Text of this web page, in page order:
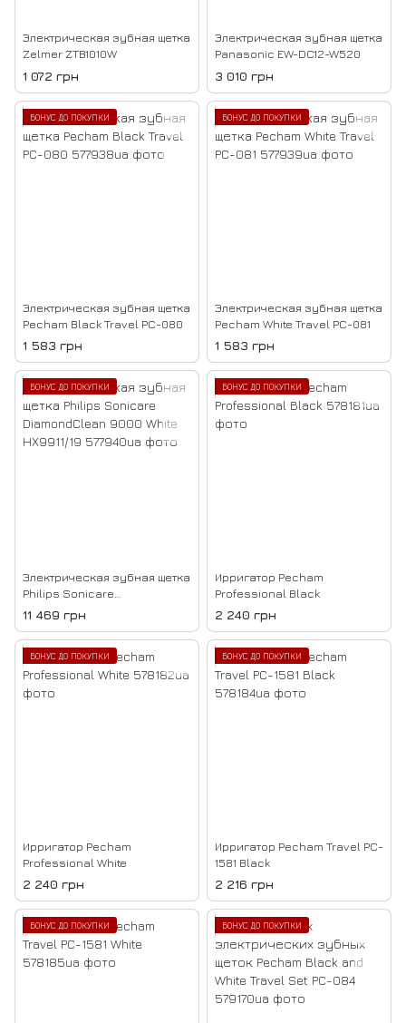
Электрическая зубная щетка
Zelmer ZTB1010W
1 072 грн
Электрическая зубная щетка
Panasonic EW-DC12-W520
3 010 грн
БОНУС ДО ПОКУПКИ
Электрическая зубная щетка
Pecham Black Travel PC-080
1 583 грн
БОНУС ДО ПОКУПКИ
Электрическая зубная щетка
Pecham White Travel PC-081
1 583 грн
БОНУС ДО ПОКУПКИ
Электрическая зубная щетка
Philips Sonicare
DiamondClean 9000 White
HX9911/19
11 469 грн
БОНУС ДО ПОКУПКИ
Ирригатор Pecham
Professional Black
2 240 грн
БОНУС ДО ПОКУПКИ
Ирригатор Pecham
Professional White
2 240 грн
БОНУС ДО ПОКУПКИ
Ирригатор Pecham Travel PC-
1581 Black
2 216 грн
БОНУС ДО ПОКУПКИ БОНУС ДО ПОКУПКИ